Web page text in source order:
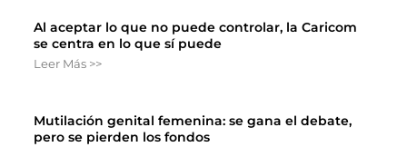
Al aceptar lo que no puede controlar, la Caricom
se centra en lo que sí puede
Leer Más >>
Mutilación genital femenina: se gana el debate,
pero se pierden los fondos